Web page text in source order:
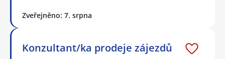
Zveřejněno: 7. srpna
Konzultant/ka prodeje zájezdů